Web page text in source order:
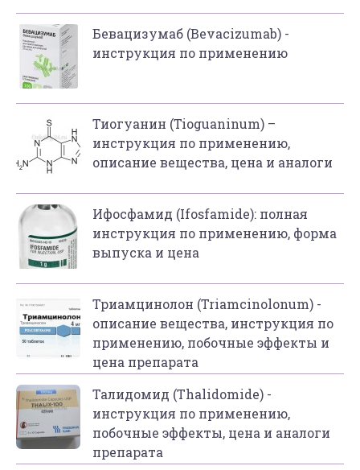
Бевацизумаб (Bevacizumab) -
инструкция по применению
Тиогуанин (Tioguaninum) –
инструкция по применению,
описание вещества, цена и аналоги
Ифосфамид (Ifosfamide): полная
инструкция по применению, форма
выпуска и цена
Триамцинолон (Triamcinolonum) -
описание вещества, инструкция по
применению, побочные эффекты и
цена препарата
Талидомид (Thalidomide) -
инструкция по применению,
побочные эффекты, цена и аналоги
препарата